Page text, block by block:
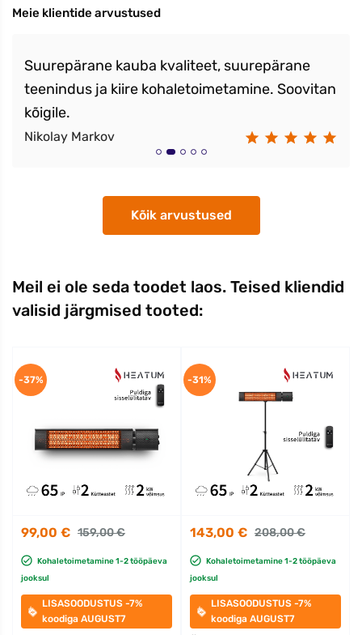
Meie klientide arvustused
Suurepärane kauba kvaliteet, suurepärane
teenindus ja kiire kohaletoimetamine. Soovitan
kõigile.
Nikolay Markov
Kõik arvustused
Meil ei ole seda toodet laos. Teised kliendid
valisid järgmised tooted:
99,00 € 159,00 €
Kohaletoimetamine 1-2 tööpäeva
jooksul
LISASOODUSTUS -7%
koodiga AUGUST7
-37%
143,00 € 208,00 €
Kohaletoimetamine 1-2 tööpäeva
jooksul
LISASOODUSTUS -7%
koodiga AUGUST7
-31%